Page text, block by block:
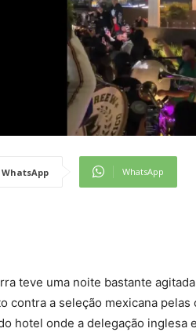
WhatsApp
teve uma noite bastante
contra a seleção mexicana
hotel onde a delegação inglesa